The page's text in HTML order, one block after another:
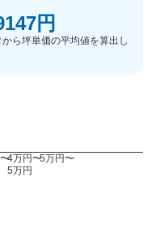
円
ら坪単価の平均値を算出し
4万円〜
5万円
5万円〜